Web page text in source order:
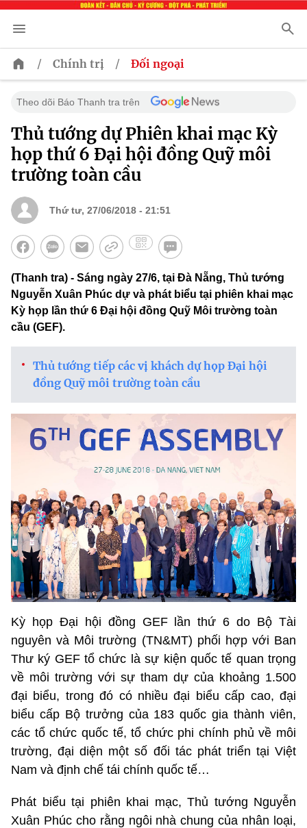
/ Chính trị / Đối ngoại
Theo dõi Báo Thanh tra trên
Thủ tướng dự Phiên khai mạc Kỳ
họp thứ 6 Đại hội đồng Quỹ môi
trường toàn cầu
Thứ tư, 27/06/2018 - 21:51
(Thanh tra) - Sáng ngày 27/6, tại Đà Nẵng, Thủ tướng
Nguyễn Xuân Phúc dự và phát biểu tại phiên khai mạc
Kỳ họp lần thứ 6 Đại hội đồng Quỹ Môi trường toàn
cầu (GEF).
Thủ tướng tiếp các vị khách dự họp Đại hội
đồng Quỹ môi trường toàn cầu
Kỳ họp Đại hội đồng GEF lần thứ 6 do Bộ Tài
nguyên và Môi trường (TN&MT) phối hợp với Ban
Thư ký GEF tổ chức là sự kiện quốc tế quan trọng
về môi trường với sự tham dự của khoảng 1.500
đại biểu, trong đó có nhiều đại biểu cấp cao, đại
biểu cấp Bộ trưởng của 183 quốc gia thành viên,
các tổ chức quốc tế, tổ chức phi chính phủ về môi
trường, đại diện một số đối tác phát triển tại Việt
Nam và định chế tái chính quốc tế…
Phát biểu tại phiên khai mạc, Thủ tướng Nguyễn
Xuân Phúc cho rằng ngôi nhà chung của nhân loại,